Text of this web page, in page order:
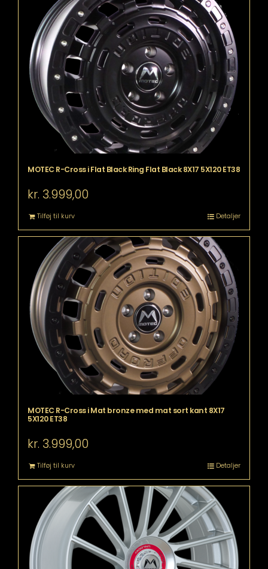
MOTEC R-Cross i Flat Black Ring Flat Black 8X17 5X120 ET38
kr. 3.999,00
Tilføj til kurv Detaljer
MOTEC R-Cross i Mat bronze med mat sort kant 8X17
5X120 ET38
kr. 3.999,00
Tilføj til kurv Detaljer